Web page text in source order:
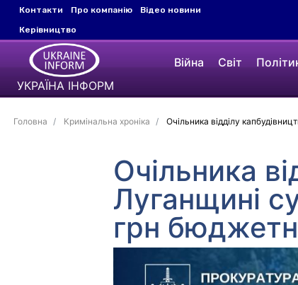
Контакти Про компанію
Відео новини
Керівництво
УКРАЇНА ІНФОРМ
Війна Світ
Головна Кримінальна хроніка Очільника відділу
Очільника
Луганщині
грн